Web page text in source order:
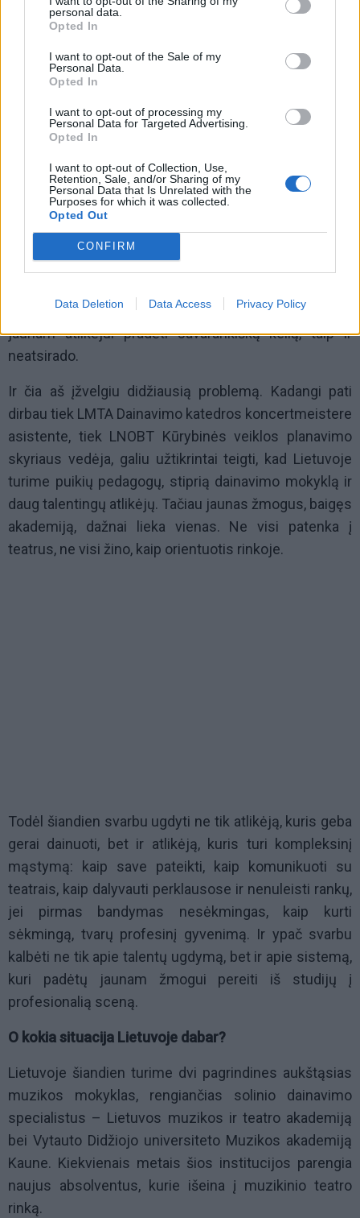
personal data.
Opted In
I want to opt-out of the Sale of my
Personal Data.
Opted In
I want to opt-out of processing my
Personal Data for Targeted Advertising.
Opted In
I want to opt-out of Collection, Use,
Retention, Sale, and/or Sharing of my
Personal Data that Is Unrelated with the
Purposes for which it was collected.
Opted Out
CONFIRM
Data Deletion Data Access Privacy Policy
tai buvo daroma – jau atskira tema).
Paskyrimų nebeliko, tačiau tarpinė grandis, kuri padėtų
jaunam atlikėjui pradėti savarankišką kelią, taip ir
neatsirado.
Ir čia aš įžvelgiu didžiausią problemą. Kadangi pati
dirbau tiek LMTA Dainavimo katedros koncertmeistere
asistente, tiek LNOBT Kūrybinės veiklos planavimo
skyriaus vedėja, galiu užtikrintai teigti, kad Lietuvoje
turime puikių pedagogų, stiprią dainavimo mokyklą ir
daug talentingų atlikėjų. Tačiau jaunas žmogus, baigęs
akademiją, dažnai lieka vienas. Ne visi patenka į
teatrus, ne visi žino, kaip orientuotis rinkoje.
Todėl šiandien svarbu ugdyti ne tik atlikėją, kuris geba
gerai dainuoti, bet ir atlikėją, kuris turi kompleksinį
mąstymą: kaip save pateikti, kaip komunikuoti su
teatrais, kaip dalyvauti perklausose ir nenuleisti rankų,
jei pirmas bandymas nesėkmingas, kaip kurti
sėkmingą, tvarų profesinį gyvenimą. Ir ypač svarbu
kalbėti ne tik apie talentų ugdymą, bet ir apie sistemą,
kuri padėtų jaunam žmogui pereiti iš studijų į
profesionalią sceną.
O kokia situacija Lietuvoje dabar?
Lietuvoje šiandien turime dvi pagrindines aukštąsias
muzikos mokyklas, rengiančias solinio dainavimo
specialistus – Lietuvos muzikos ir teatro akademiją
bei Vytauto Didžiojo universiteto Muzikos akademiją
Kaune. Kiekvienais metais šios institucijos parengia
naujus absolventus, kurie išeina į muzikinio teatro
rinką.